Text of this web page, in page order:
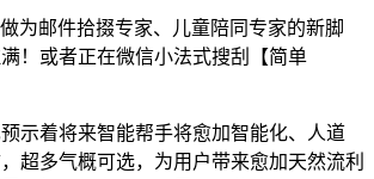
为邮件拾掇专家、儿童陪同专家的新脚
！或者正在微信小法式搜刮【简单
着将来智能帮手将愈加智能化、人道
超多气概可选，为用户带来愈加天然流利